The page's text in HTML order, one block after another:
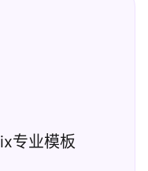
专业模板